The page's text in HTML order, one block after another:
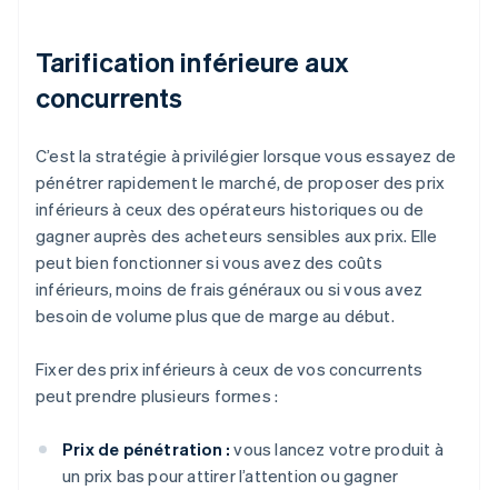
Tarification inférieure aux
concurrents
C’est la stratégie à privilégier lorsque vous essayez de
pénétrer rapidement le marché, de proposer des prix
inférieurs à ceux des opérateurs historiques ou de
gagner auprès des acheteurs sensibles aux prix. Elle
peut bien fonctionner si vous avez des coûts
inférieurs, moins de frais généraux ou si vous avez
besoin de volume plus que de marge au début.
Fixer des prix inférieurs à ceux de vos concurrents
peut prendre plusieurs formes :
Prix de pénétration : vous lancez votre produit à
un prix bas pour attirer l’attention ou gagner